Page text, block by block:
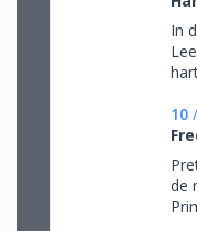
In
de
10 /
de